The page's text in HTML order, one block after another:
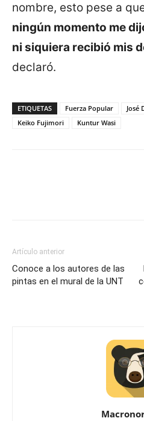
nombre, esto pese a
ningún momento me
ni siquiera recibió mis
declaró.
ETIQUETAS Fuerza Popular
José
Keiko Fujimori
Kuntur Wasi
Artículo anterior
Conoce a los autores de las
pintas en el mural de la UNT